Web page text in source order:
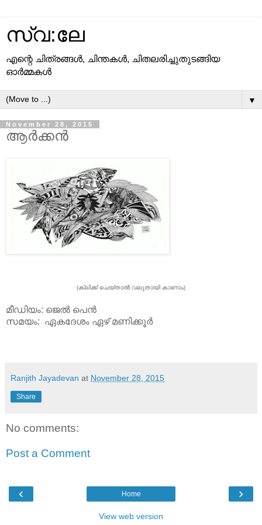
സ്വ:ലേ
എന്റെ ചിത്രങ്ങള്‍, ചിന്തകള്‍, ചിതലരിച്ചുതുടങ്ങിയ
ഓര്‍മ്മകള്‍
▼
November 28, 2015
ആര്‍ക്കന്‍
(ക്ലിക്ക് ചെയ്താല്‍ വലുതായി കാണാം)
മീഡിയം: ജെല്‍ പെന്‍
സമയം: ഏകദേശം ഏഴ് മണിക്കൂര്‍
Ranjith Jayadevan at November 28, 2015
Share
No comments:
Post a Comment
‹ ›
Home
View web version